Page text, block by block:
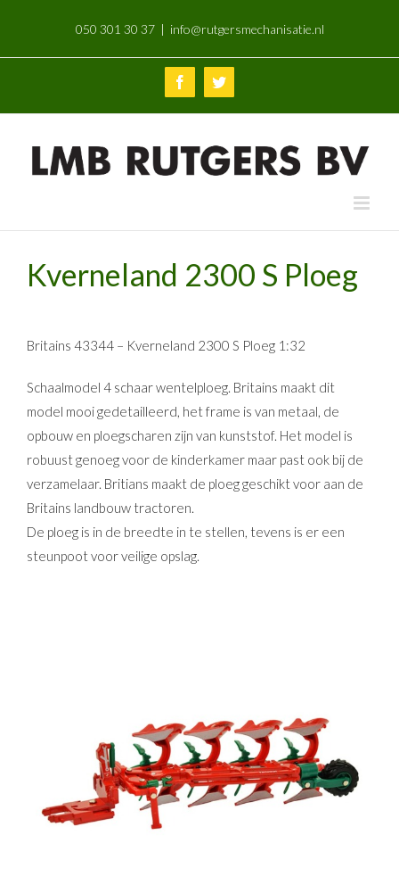
content
050 301 30 37 | info@rutgersmechanisatie.nl
FacebookTwitter
Kverneland 2300 S Ploeg
Britains 43344 – Kverneland 2300 S Ploeg 1:32
Schaalmodel 4 schaar wentelploeg. Britains maakt dit
model mooi gedetailleerd, het frame is van metaal, de
opbouw en ploegscharen zijn van kunststof. Het model is
robuust genoeg voor de kinderkamer maar past ook bij de
verzamelaar. Britians maakt de ploeg geschikt voor aan de
Britains landbouw tractoren.
De ploeg is in de breedte in te stellen, tevens is er een
steunpoot voor veilige opslag.